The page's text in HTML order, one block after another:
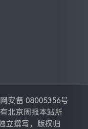
安备 08005356号
北京周报本站所
立撰写，版权归